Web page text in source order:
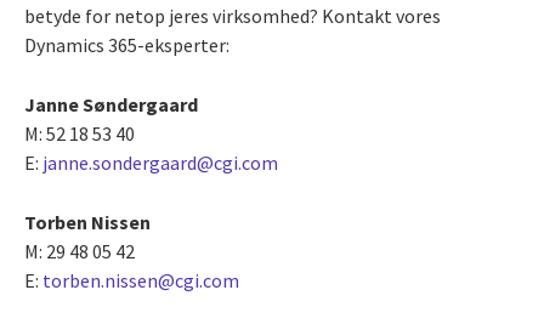
betyde for netop jeres virksomhed? Kontakt vores
Dynamics 365-eksperter:
Janne Søndergaard
M: 52 18 53 40
E: janne.sondergaard@cgi.com
Torben Nissen
M: 29 48 05 42
E: torben.nissen@cgi.com